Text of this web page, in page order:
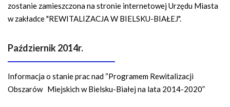
zostanie zamieszczona na stronie internetowej Urzędu Miasta
w zakładce "REWITALIZACJA W BIELSKU-BIAŁEJ".
Październik 2014r.
Informacja o stanie prac nad “Programem Rewitalizacji
Obszarów Miejskich w Bielsku-Białej na lata 2014-2020”